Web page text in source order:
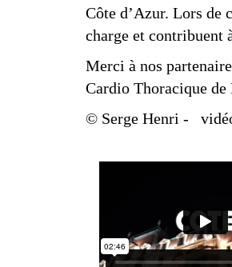
Côte d’Azur. Lors de
charge et contribuent
Merci à nos
Cardio Thoracique
© Serge Henri -